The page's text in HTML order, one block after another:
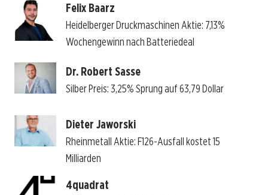
Felix Baarz
Heidelberger Druckmaschinen Aktie: 7,13%
Wochengewinn nach Batteriedeal
Dr. Robert Sasse
Silber Preis: 3,25% Sprung auf 63,79 Dollar
Dieter Jaworski
Rheinmetall Aktie: F126-Ausfall kostet 15
Milliarden
4quadrat